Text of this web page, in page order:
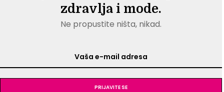
zdravlja i mode.
Ne propustite ništa, nikad.
Prijavite se